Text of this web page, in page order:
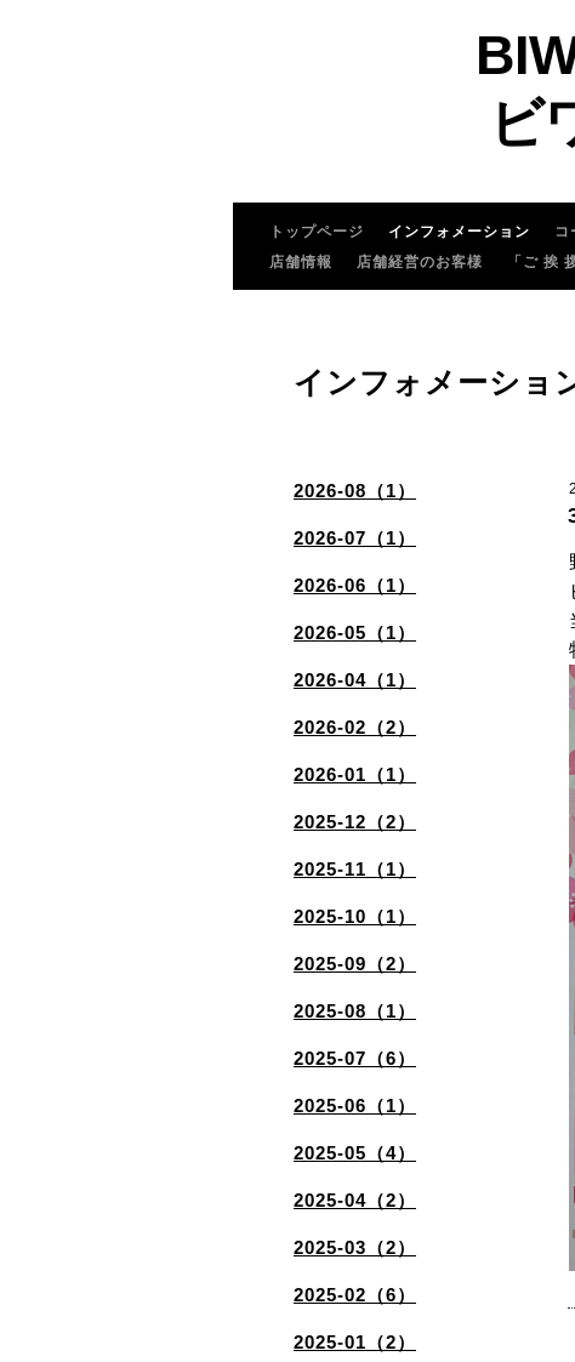
ビ
トップページ インフォメーション コ
店舗情報
店舗経営のお客様 「ご 挨
2026-08（1）
2026-07（1）
2026-06（1）
2026-05（1）
2026-04（1）
2026-02（2）
2026-01（1）
2025-12（2）
2025-11（1）
2025-10（1）
2025-09（2）
2025-08（1）
2025-07（6）
2025-06（1）
2025-05（4）
2025-04（2）
2025-03（2）
2025-02（6）
2025-01（2）
インフォメーショ